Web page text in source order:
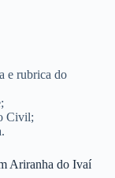
e rubrica do
Civil;
Ariranha do Ivaí